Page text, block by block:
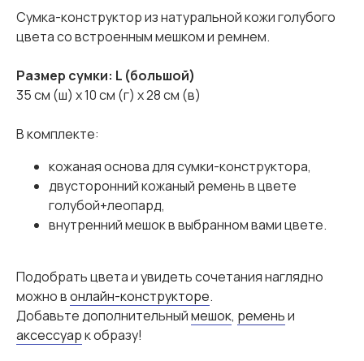
Сумка-конструктор из натуральной кожи голубого
цвета со встроенным мешком и ремнем.
Размер сумки: L (большой)
35 см (ш) х 10 см (г) х 28 см (в)
В комплекте:
кожаная основа для сумки-конструктора,
двусторонний кожаный ремень в цвете
голубой+леопард,
внутренний мешок в выбранном вами цвете.
Подобрать цвета и увидеть сочетания наглядно
можно вонлайн-конструкторе.
Добавьте дополнительныймешок, ременьи
аксессуарк образу!